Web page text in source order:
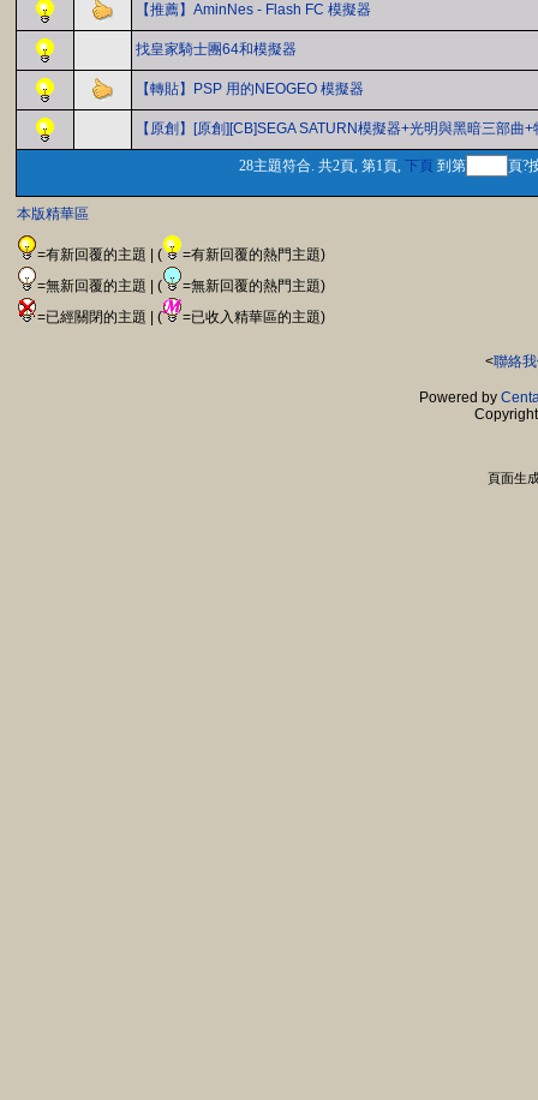
【推薦】AminNes - Flash FC 模擬器
找皇家騎士團64和模擬器
【轉貼】PSP 用的NEOGEO 模擬器
【原創】[原創][CB]SEGA SATURN模擬器+光明與黑暗三部曲+
28主題符合. 共2頁, 第1頁, 下頁 到第 頁?
本版精華區
=有新回覆的主題 | (
=有新回覆的熱門主題)
=無新回覆的主題 | (
=無新回覆的熱門主題)
=已經關閉的主題 | (
=已收入精華區的主題)
<聯絡
Powered by
頁面生